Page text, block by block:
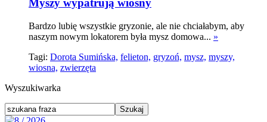
Myszy wypatrują wiosny
Bardzo lubię wszystkie gryzonie, ale nie chciałabym, aby
naszym nowym lokatorem była mysz domowa... »
Tagi: Dorota Sumińska, felieton, gryzoń, mysz, myszy,
wiosna, zwierzęta
Wyszukiwarka